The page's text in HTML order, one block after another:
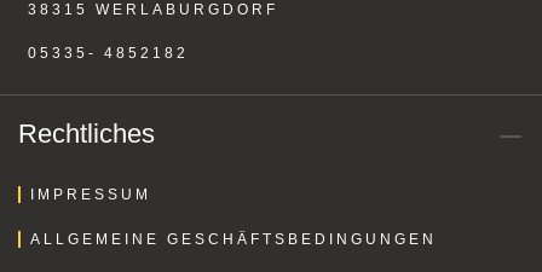
38315 WERLABURGDORF
05335- 4852182
Rechtliches
IMPRESSUM
ALLGEMEINE GESCHÄFTSBEDINGUNGEN